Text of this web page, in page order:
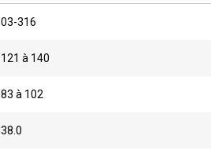
03-316
121 à 140
83 à 102
38.0